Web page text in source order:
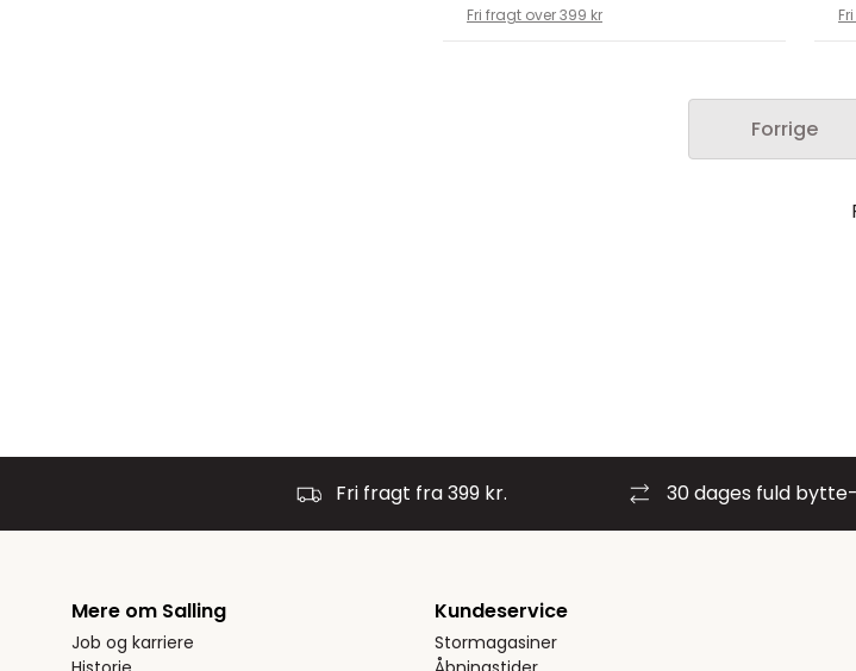
Fri fragt over 399 kr
Forrige
Fri fragt fra 399 kr. 30 dages fuld
Mere om Salling
Job og karriere
Kundeservice
Stormagasiner